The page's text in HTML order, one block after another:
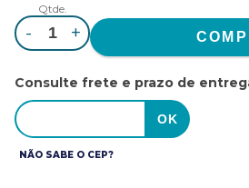
Qtde.
- +
Consulte frete e prazo de
NÃO SABE O CEP?